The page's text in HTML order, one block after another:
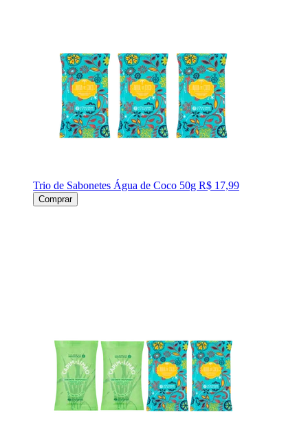
Trio de Sabonetes Água de Coco 50g R$ 17,99
Comprar